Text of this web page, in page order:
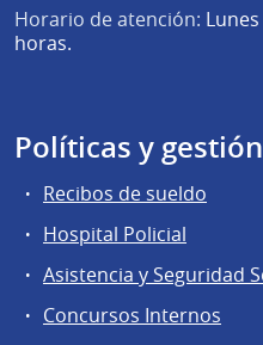
Horario de atención:
horas.
Políticas y gestión
Recibos de sueldo
Hospital Policial
Asistencia y Seguridad
Concursos Internos